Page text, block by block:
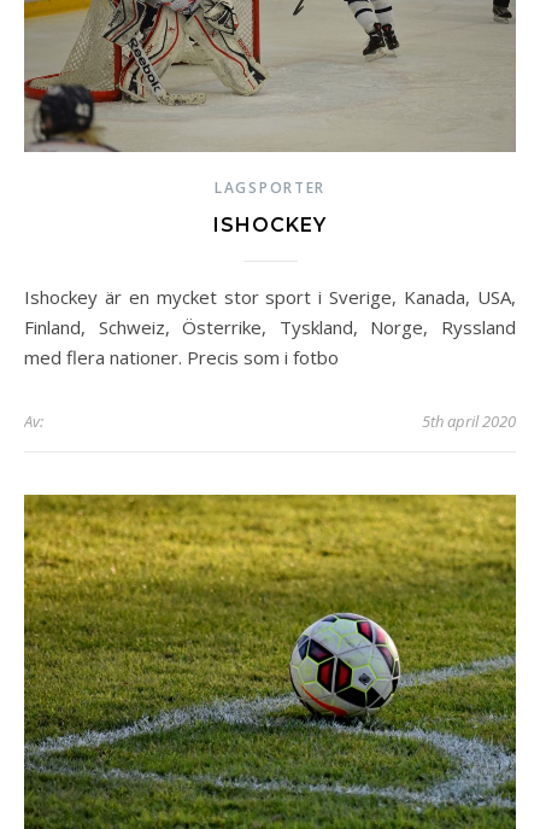
LAGSPORTER
ISHOCKEY
Ishockey är en mycket stor sport i Sverige, Kanada, USA,
Finland, Schweiz, Österrike, Tyskland, Norge, Ryssland
med flera nationer. Precis som i fotbo
Av: 5th april 2020